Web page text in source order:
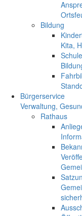
Bildung
Kita,
Bürgerservice
Verwaltung,
Rathaus